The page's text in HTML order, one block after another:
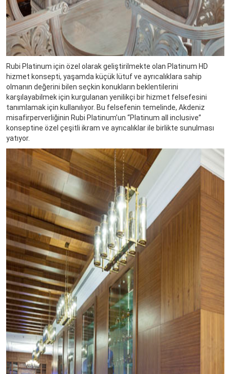
Rubi Platinum için özel olarak geliştirilmekte olan Platinum HD
hizmet konsepti, yaşamda küçük lütuf ve ayrıcalıklara sahip
olmanın değerini bilen seçkin konukların beklentilerini
karşılayabilmek için kurgulanan yenilikçi bir hizmet felsefesini
tanımlamak için kullanılıyor. Bu felsefenin temelinde, Akdeniz
misafirperverliğinin Rubi Platinum’un “Platinum all inclusive”
konseptine özel çeşitli ikram ve ayrıcalıklar ile birlikte sunulması
yatıyor.